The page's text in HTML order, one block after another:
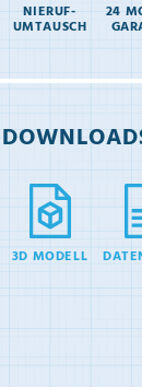
NIERUF-
UMTAUSCH
24
3D MODELL